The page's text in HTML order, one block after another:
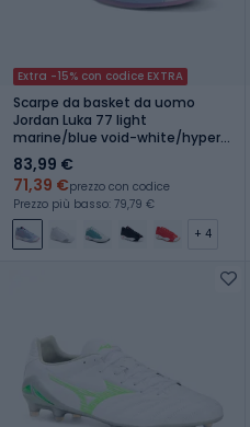
Extra -15% con codice EXTRA
Scarpe da basket da uomo
Jordan Luka 77 light
marine/blue void-white/hyper
pink
83,99 €
71,39 €prezzo con codice
Prezzo più basso: 79,79 €
+ 4